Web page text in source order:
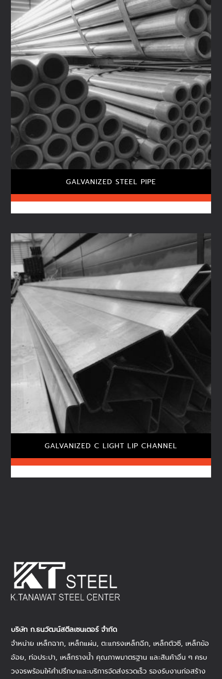
GALVANIZED STEEL PIPE
GALVANIZED C LIGHT LIP CHANNEL
บริษัท ก.ธนวัฒน์สตีลเซนเตอร์ จำกัด
จำหน่าย เหล็กฉาก, เหล็กแผ่น, ตะแกรงเหล็กฉีก, เหล็กตัวซี, เหล็กข้อ
อ้อย, ท่อประปา, เหล็กรางน้ำ คุณภาพมาตรฐาน และสินค้าอื่น ๆ ครบ
วงจรพร้อมให้คำปรึกษาและบริการจัดส่งรวดเร็ว รองรับงานก่อสร้าง